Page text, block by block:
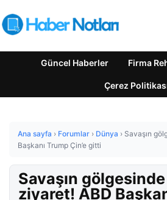
Güncel Haberler Firma
Çerez
Ana sayfa › Forumlar › Dünya › Savaşın
Başkanı Trump Çin’e gitti
Savaşın
ziyaret! ABD